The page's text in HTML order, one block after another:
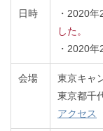
日時 ・2020
した。
・2020
会場
東京キャ
東京都千
アクセス